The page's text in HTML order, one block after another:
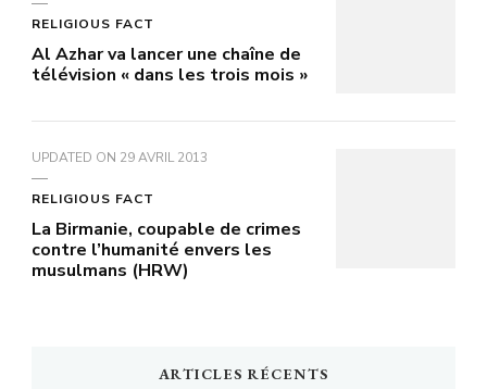
RELIGIOUS FACT
Al Azhar va lancer une chaîne de
télévision « dans les trois mois »
UPDATED ON 29 AVRIL 2013
RELIGIOUS FACT
La Birmanie, coupable de crimes
contre l’humanité envers les
musulmans (HRW)
ARTICLES RÉCENTS